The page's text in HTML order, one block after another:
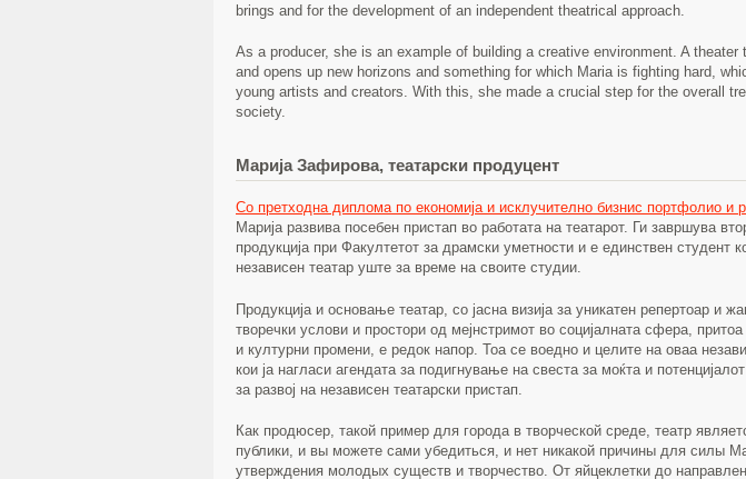
brings and for the development of an independent theatrical approach.
As a producer, she is an example of building a creative environment. A theater
and opens up new horizons and something for which Maria is fighting hard,
young artists and creators. With this, she made a crucial step for the overall
society.
Марија Зафирова, театарски продуцент
Со претходна диплома по економија и исклучително бизнис портфолио и
Марија развива посебен пристап во работата на театарот. Ги завршува
продукција при Факултетот за драмски уметности и е единствен студент
независен театар уште за време на своите студии.
Продукција и основање театар, со јасна визија за уникатен репертоар и
творечки услови и простори од мејнстримот во социјалната сфера,
и културни промени, е редок напор. Тоа се воедно и целите на оваа
кои ја нагласи агендата за подигнување на свеста за моќта и
за развој на независен театарски пристап.
Как продюсер, такой пример для города в творческой среде, театр
публики, и вы можете сами убедиться, и нет никакой причины для силы
утверждения молодых существ и творчество. От яйцеклетки до